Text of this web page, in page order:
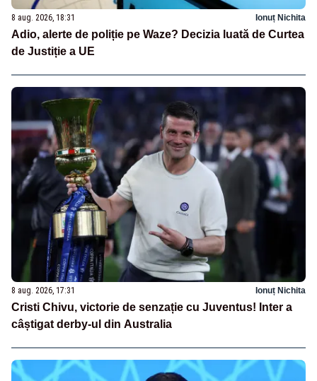
8 aug. 2026, 18:31 Ionuț Nichita
Adio, alerte de poliție pe Waze? Decizia luată de Curtea
de Justiție a UE
8 aug. 2026, 17:31 Ionuț Nichita
Cristi Chivu, victorie de senzație cu Juventus! Inter a
câștigat derby-ul din Australia